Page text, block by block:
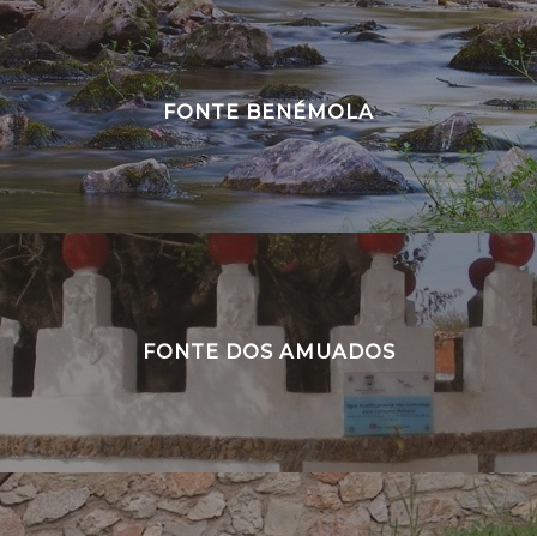
FONTE BENÉMOLA
FONTE DOS AMUADOS